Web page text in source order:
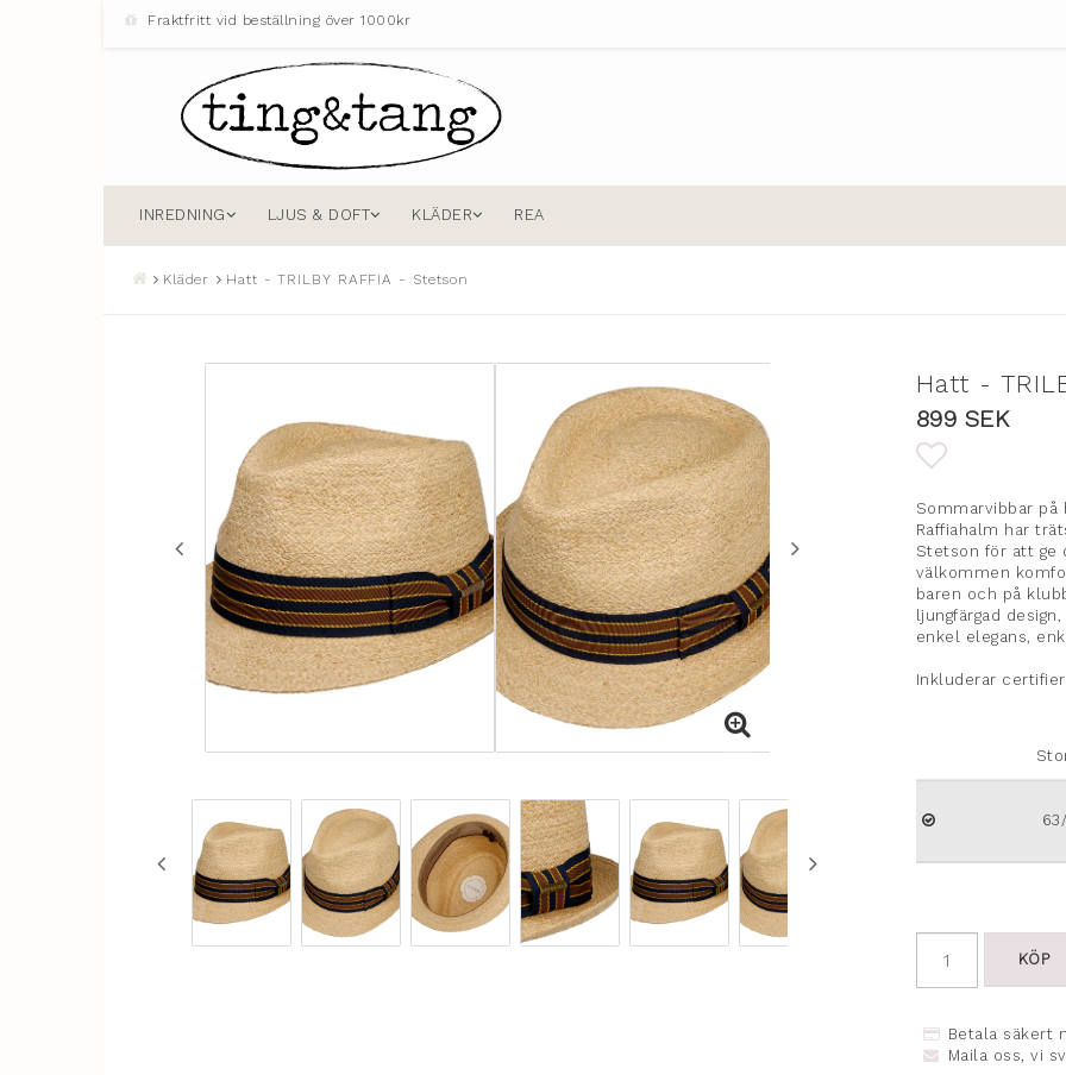
Fraktfritt vid beställning över 1000kr
INREDNING LJUS & DOFT KLÄDER REA
Kläder Hatt - TRILBY RAFFIA - Stetson
Hatt -
899 SEK
Lägg till i
Sommarvibbar på
Raffiahalm har
Stetson för att ge
välkommen
baren och på
ljungfärgad
enkel elegans,
Inkluderar
KÖP
Betala säkert
Maila oss, vi